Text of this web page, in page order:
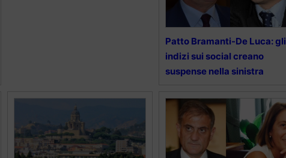
Patto Bramanti-De Luca: gli
indizi sui social creano
suspense nella sinistra